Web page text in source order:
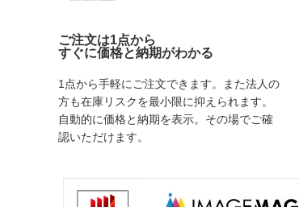
ご注文は1点から
すぐに価格と納期がわかる
1点から手軽にご注文できます。また法人の
方も在庫リスクを最小限に抑えられます。
自動的に価格と納期を表示。その場でご確
認いただけます。